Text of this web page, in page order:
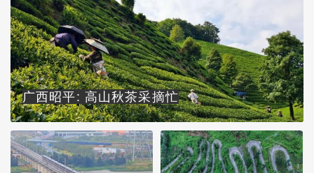
广西昭平: 高山秋茶采摘忙